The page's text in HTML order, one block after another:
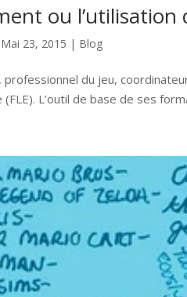
ou
Mai 23, 2015 | Blog
professionnel du jeu,
L’outil de base de ses